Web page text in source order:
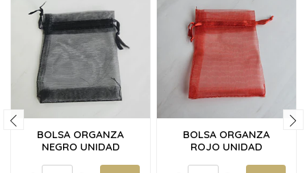
BOLSA ORGANZA
NEGRO UNIDAD
BOLSA ORGANZA
ROJO UNIDAD